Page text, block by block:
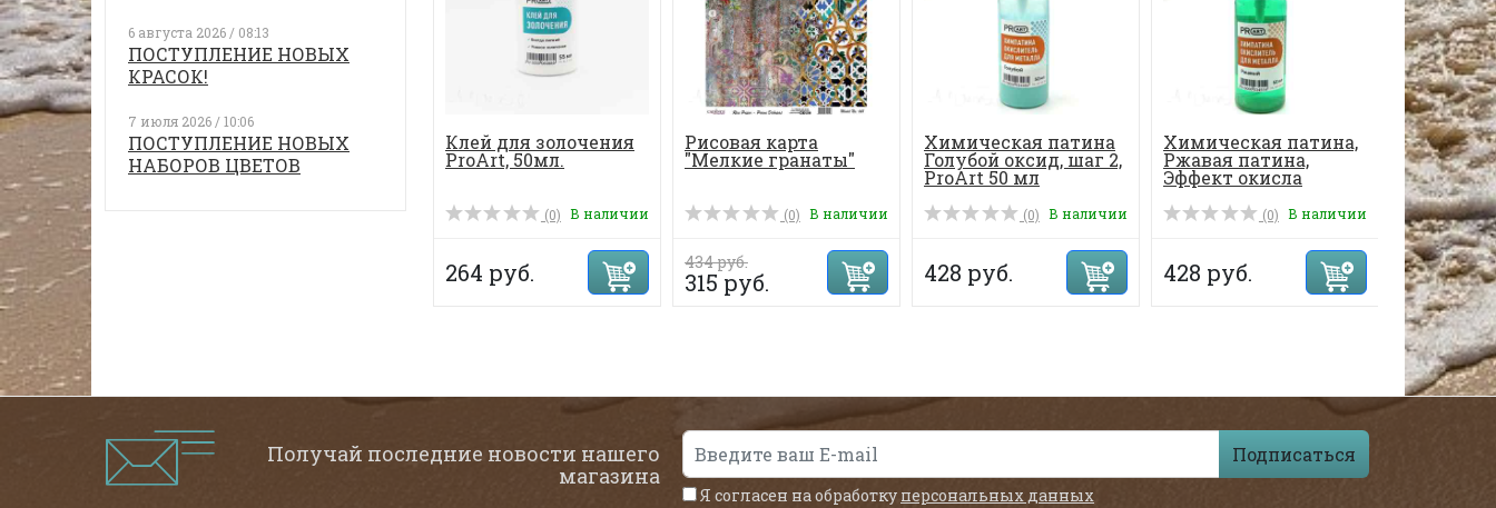
6 августа 2026 / 08:13
ПОСТУПЛЕНИЕ НОВЫХ
КРАСОК!
7 июля 2026 / 10:06
ПОСТУПЛЕНИЕ НОВЫХ
НАБОРОВ ЦВЕТОВ
Клей для золочения
ProArt, 50мл.
(0) В наличии
264 руб.
Рисовая карта
"Мелкие гранаты"
(0) В наличии
434 руб.
315 руб.
Химическая патина
Голубой оксид, шаг 2,
ProArt 50 мл
(0) В наличии
428 руб.
Химическая патина,
Ржавая патина,
Эффект окисла
металла, ...
(0) В наличии
428 руб.
Поталь
лист
листов...
385 руб.
Получай последние новости нашего
магазина
Подписаться
Я согласен на обработку персональных данных